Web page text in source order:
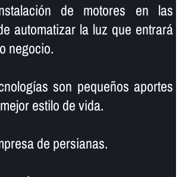
de motores en las
automatizar la luz que entrará
negocio.
son pequeños aportes
estilo de vida.
de persianas.